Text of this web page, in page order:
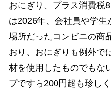
おにぎり、プラス消費
は2026年、会社員や学生
場所だったコンビニの商
おり、おにぎりも例外で
材を使用したものでもな
プですら200円超も珍しく